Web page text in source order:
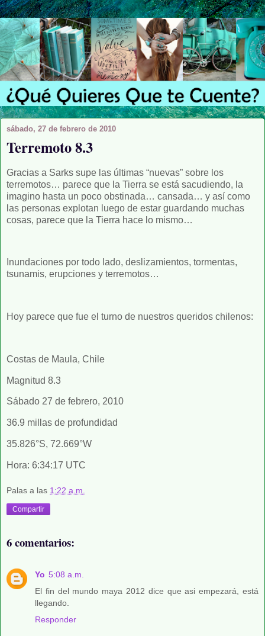
sábado, 27 de febrero de 2010
Terremoto 8.3
Gracias a Sarks supe las últimas “nuevas” sobre los
terremotos… parece que la Tierra se está sacudiendo, la
imagino hasta un poco obstinada… cansada… y así como
las personas explotan luego de estar guardando muchas
cosas, parece que la Tierra hace lo mismo…
Inundaciones por todo lado, deslizamientos, tormentas,
tsunamis, erupciones y terremotos…
Hoy parece que fue el turno de nuestros queridos chilenos:
Costas de Maula, Chile
Magnitud 8.3
Sábado 27 de febrero, 2010
36.9 millas de profundidad
35.826°S, 72.669°W
Hora: 6:34:17 UTC
Palas a las 1:22 a.m.
Compartir
6 comentarios:
Yo 5:08 a.m.
El fin del mundo maya 2012 dice que asi empezará, está
llegando.
Responder